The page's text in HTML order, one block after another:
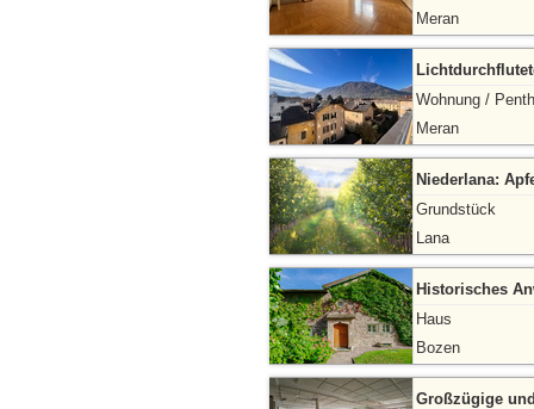
Meran
Wohnung /
Meran
Niederlana:
Grundstück
Lana
Historisches
Haus
Bozen
Großzügige